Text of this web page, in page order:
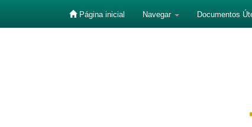
Página inicial Navegar Documentos